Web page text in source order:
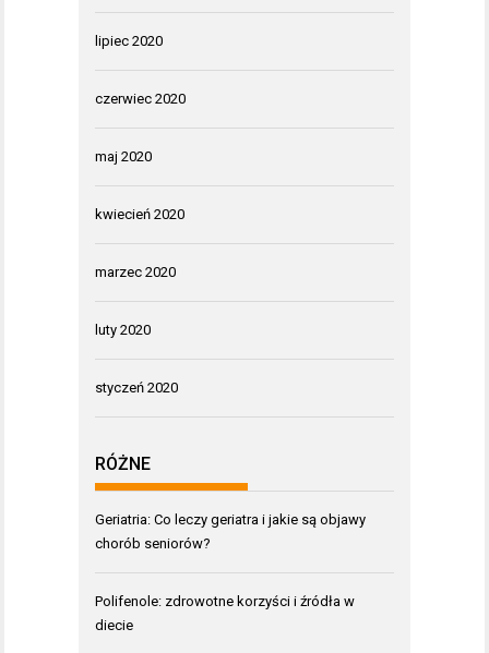
lipiec 2020
czerwiec 2020
maj 2020
kwiecień 2020
marzec 2020
luty 2020
styczeń 2020
RÓŻNE
Geriatria: Co leczy geriatra i jakie są objawy
chorób seniorów?
Polifenole: zdrowotne korzyści i źródła w
diecie